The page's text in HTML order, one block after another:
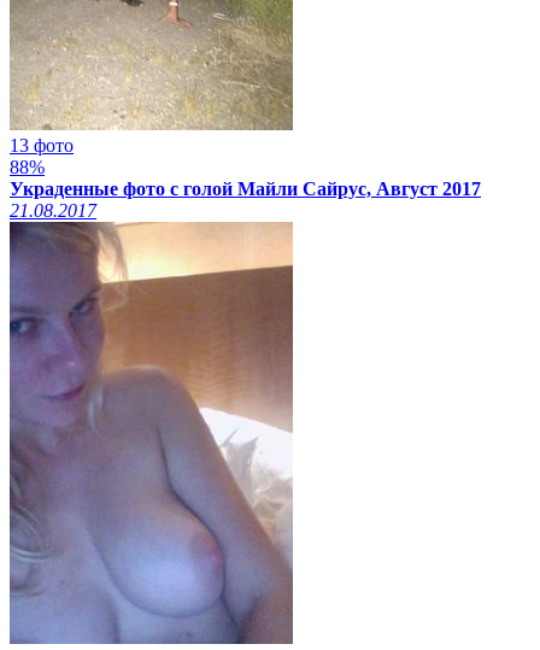
13 фото
88%
Украденные фото с голой Майли Сайрус, Август 2017
21.08.2017